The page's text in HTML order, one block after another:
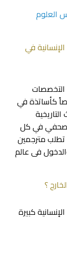
العلوم
في
كأساتذة في
صحفي في كل
تطلب مترجمين
فى عالم
؟
كبيرة